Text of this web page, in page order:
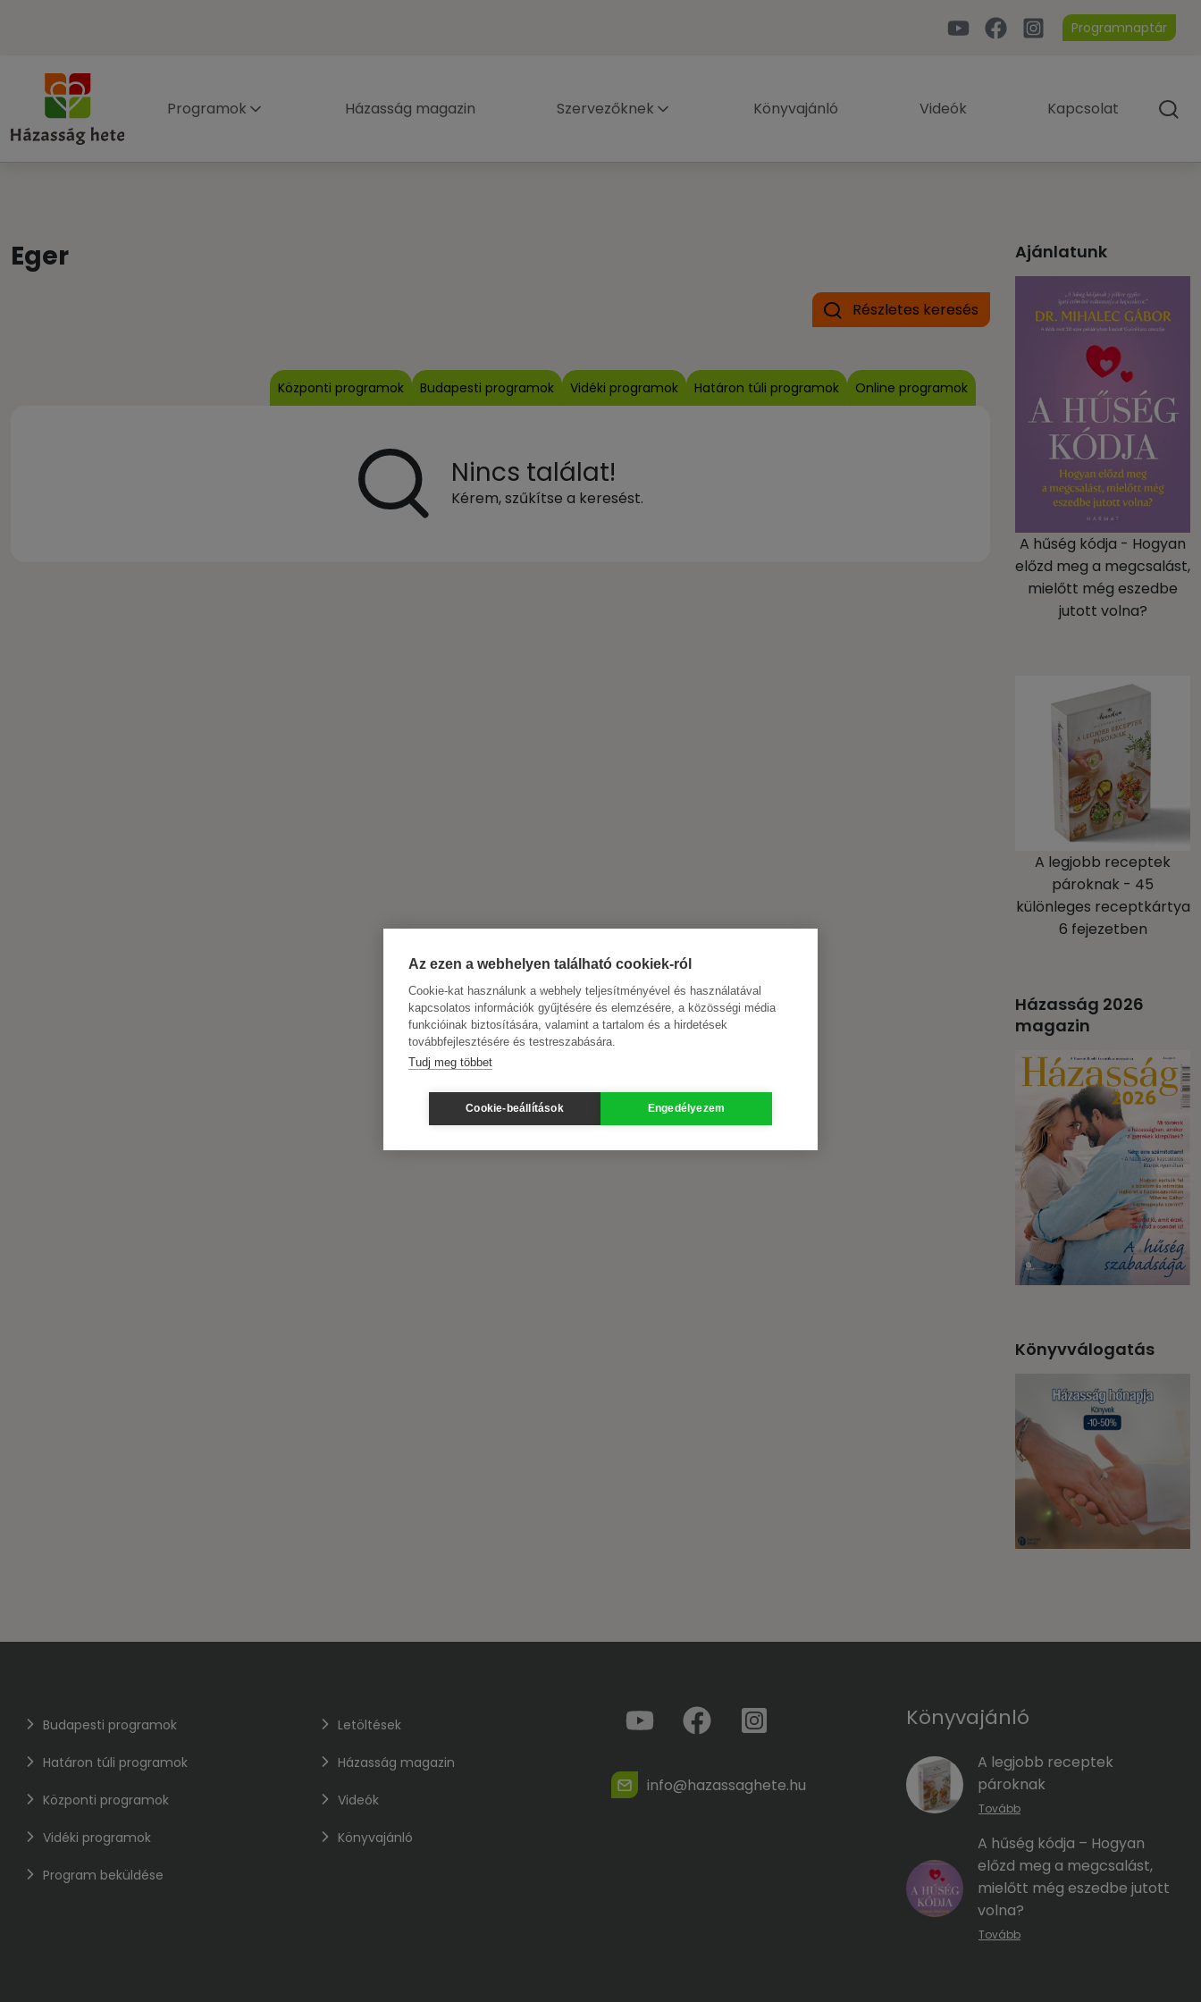
Programnaptár
Programok Házasság magazin Szervezőknek Könyvajánló Videók Kapcsolat
Eger
Részletes keresés
Központi programok Budapesti programok Vidéki programok Határon túli programok Online programok
Nincs találat!
Kérem, szűkítse a keresést.
Ajánlatunk
A hűség kódja - Hogyan
előzd meg a megcsalást,
mielőtt még eszedbe
jutott volna?
A legjobb receptek
pároknak - 45
különleges receptkártya
6 fejezetben
Házasság 2026
magazin
Könyvválogatás
Budapesti programok
Határon túli programok
Központi programok
Vidéki programok
Program beküldése
Letöltések
Házasság magazin
Videók
Könyvajánló
info@hazassaghete.hu
Könyvajánló
A legjobb receptek
pároknak
Tovább
A hűség kódja – Hogyan
előzd meg a megcsalást,
mielőtt még eszedbe jutott
volna?
Tovább
Az ezen a webhelyen található cookiek-ról
Cookie-kat használunk a webhely teljesítményével és használatával
kapcsolatos információk gyűjtésére és elemzésére, a közösségi média
funkcióinak biztosítására, valamint a tartalom és a hirdetések
továbbfejlesztésére és testreszabására.
Tudj meg többet
Cookie-beállítások Engedélyezem